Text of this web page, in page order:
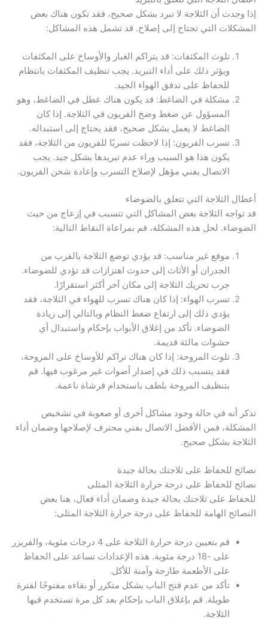
إذا وجدت أن الثلاجة لا تبرد بشكل صحيح، فقد تكون هناك بعض
المشكلات التي تحتاج إلى إصلاح. قد تشمل هذه المشاكل:
تلوث المكثفات: قد يتراكم الغبار والأوساخ على المكثفات
ويؤثر ذلك على أداء التبريد. يجب تنظيف المكثفات بانتظام
للحفاظ على تدفق الهواء الجيد.
مشكلة في الضاغط: قد يكون هناك عطل في الضاغط، وهو
المسؤول عن ضغط وضخ الفريون في الثلاجة. إذا كان
الضاغط لا يعمل بشكل صحيح، فقد يحتاج إلى استبداله.
تسرب الفريون: إذا لاحظت تسربًا للفريون من الثلاجة، فقد
يكون هذا هو السبب وراء عدم تبريدها بشكل جيد. يجب
الاتصال بفني مؤهل لإصلاح التسرب وإعادة شحن الفريون.
أعطال الثلاجة التي تتعلق بالضوضاء
قد تواجه الثلاجة بعض المشاكل التي تتسبب في إزعاج من حيث
الضوضاء. لحل هذه المشكلة، قم بمراعاة النقاط التالية:
موقع غير مناسب: قد يؤدي توضع الثلاجة بالقرب من
الجدران أو الأثاث إلى حدوث اهتزازات قد تؤدي للضوضاء.
جرب تحريك الثلاجة إلى مكان آخر أكثر استقرارًا.
تسرب الهواء: إذا كان هناك تسرب للهواء في الثلاجة، فقد
يؤدي ذلك إلى ارتفاع ضغط النظام وبالتالي إلى زيادة
الضوضاء. تأكد من إغلاق الأبواب بإحكام واستبدال أي
حشوات مالئة قديمة.
تلوث المروحة: إذا كان هناك تراكم للأوساخ على المروحة،
فقد يتسبب ذلك في إصدار أصوات غير مرغوب فيها. قم
بتنظيف المروحة بلطف باستخدام فرشاة ناعمة.
تذكر أنه في حالة وجود مشاكل أخرى أو صعوبة في تشخيص
المشكلة، فمن الأفضل الاتصال بفني محترف لإصلاحها وضمان أداء
الثلاجة بشكل صحيح.
نصائح للحفاظ على ثلاجتك بحالة جيدة
نصائح للحفاظ على درجة حرارة الثلاجة المثلى
للحفاظ على ثلاجتك بحالة جيدة وضمان أداء فعال، هنا بعض
النصائح الهامة للحفاظ على درجة حرارة الثلاجة المثلى:
قم بتعيين درجة حرارة الثلاجة على 4 درجات مئوية، والفريزر
على -18 درجة مئوية. هذه الإعدادات تساعد على الحفاظ
على الأطعمة طازجة وآمنة للأكل.
تأكد من عدم فتح الباب بشكل متكرر أو بقاءه مفتوحًا لفترة
طويلة. قم بإغلاق الباب بإحكام بعد كل مرة تستخدم فيها
الثلاجة.